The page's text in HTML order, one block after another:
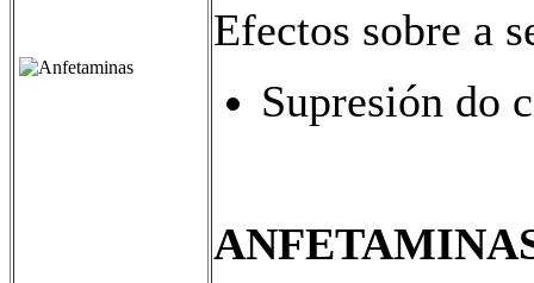
Efectos sobre a
Supresión do